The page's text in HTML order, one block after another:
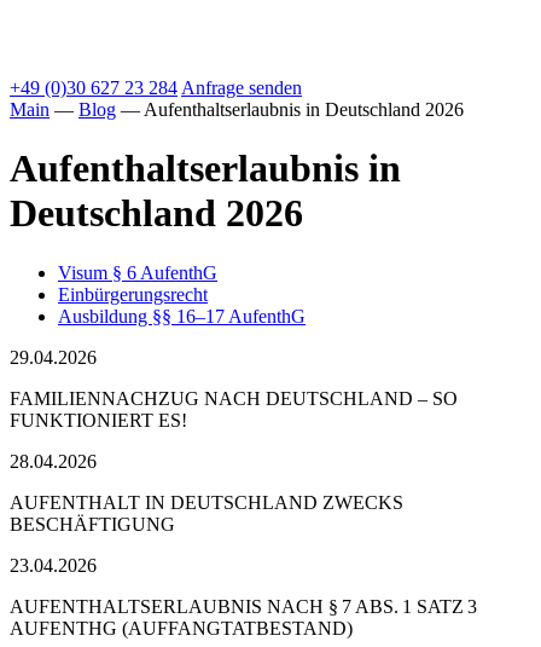
+49 (0)30 627 23 284 Anfrage senden
Main — Blog — Aufenthaltserlaubnis in Deutschland 2026
Aufenthaltserlaubnis in
Deutschland 2026
Visum § 6 AufenthG
Einbürgerungsrecht
Ausbildung §§ 16–17 AufenthG
29.04.2026
FAMILIENNACHZUG NACH DEUTSCHLAND – SO
FUNKTIONIERT ES!
28.04.2026
AUFENTHALT IN DEUTSCHLAND ZWECKS
BESCHÄFTIGUNG
23.04.2026
AUFENTHALTSERLAUBNIS NACH § 7 ABS. 1 SATZ 3
AUFENTHG (AUFFANGTATBESTAND)